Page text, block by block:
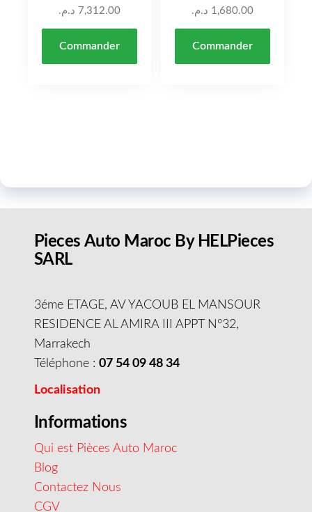
7,312.00 د.م.
Commander
1,680.00 د.م.
Commander
Pieces Auto Maroc By HELPieces
SARL
3éme ETAGE, AV YACOUB EL MANSOUR
RESIDENCE AL AMIRA III APPT N°32,
Marrakech
Téléphone : 07 54 09 48 34
Localisation
Informations
Qui est Pièces Auto Maroc
Blog
Contactez Nous
CGV